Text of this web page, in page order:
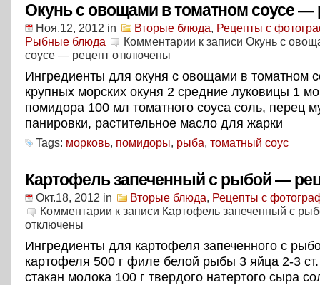
Окунь с овощами в томатном соусе —
Ноя.12, 2012 in Вторые блюда, Рецепты с
Рыбные блюда
Комментарии к записи Окунь с
соусе — рецепт отключены
Ингредиенты для окуня с овощами в томатном
крупных морских окуня 2 средние луковицы 1
помидора 100 мл томатного соуса соль, перец
панировки, растительное масло для жарки
Tags: морковь, помидоры, рыба, томатный соус
Картофель запеченный с рыбой —
Окт.18, 2012 in Вторые блюда, Рецепты с
Комментарии к записи Картофель запеченный с
отключены
Ингредиенты для картофеля запеченного с
картофеля 500 г филе белой рыбы 3 яйца 2-3
стакан молока 100 г твердого натертого сыра